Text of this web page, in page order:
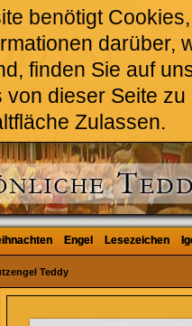
Engel Lesezeichen
Engel Lesezeichen
Teddy
benötigt
darüber,
finden Sie auf
von dieser Seite
Zulassen.